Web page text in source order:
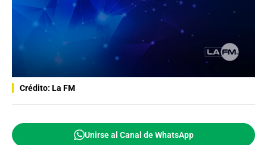
Crédito: La FM
Unirse al Canal de WhatsApp